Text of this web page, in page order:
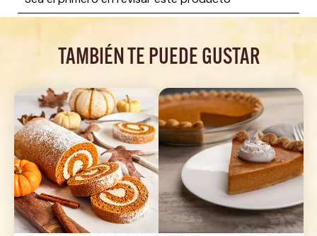
TAMBIÉN TE PUEDE GUSTAR